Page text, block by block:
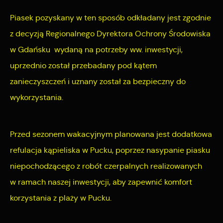
Piasek pozyskany w ten sposób odkładany jest zgodnie
z decyzją Regionalnego Dyrektora Ochrony Środowiska
w Gdańsku wydaną na potrzeby ww. inwestycji,
uprzednio został przebadany pod kątem
zanieczyszczeń i uznany został za bezpieczny do
wykorzystania.
Przed sezonem wakacyjnym planowana jest dodatkowa
refulacja kąpieliska w Pucku, poprzez nasypanie piasku
niepochodzącego z robót czerpalnych realizowanych
w ramach naszej inwestycji, aby zapewnić komfort
korzystania z plaży w Pucku.
zakresie wykorzystywania witryny internetowej, miejsca oraz
częstotliwości, z jaką odwiedzane są nasze serwisy www.
Dane pozwalają nam na ocenę naszych serwisów
formie zanonimizowanej. Wyrażenie zgody na analityczne pliki
cookies gwarantuje dostępność wszystkich funkcjonalności.
Reklamowe
Dzięki reklamowym plikom cookies prezentujemy Ci
najciekawsze informacje i aktualności na stronach naszych
komunikatów na podstawie analizy Twoich upodobań oraz
Twoich zwyczajów dotyczących przeglądanej witryny
stronach podmiotów trzecich lub firm będących naszymi
partnerami oraz innych dostawców usług. Firmy te działają w
charakterze pośredników prezentujących nasze treści w